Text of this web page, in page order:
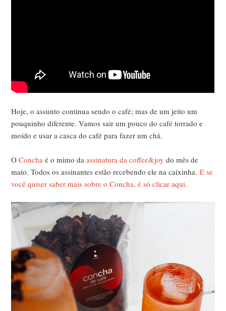
Hoje, o assunto continua sendo o café; mas de um jeito um
pouquinho diferente. Vamos sair um pouco do café torrado e
moído e usar a casca do café para fazer um chá.
OConcha é o mimo daassinatura da coffee&joy do mês de
maio. Todos os assinantes estão recebendo ele na caixinha.E se
você quiser saber mais sobre o Concha, é só clicar aqui.